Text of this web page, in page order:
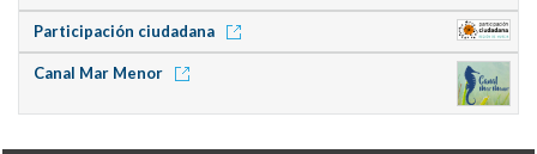
Participación ciudadana
Canal Mar Menor